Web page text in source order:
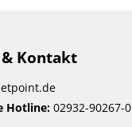
Kontakt
Hotline: 02932-90267-0